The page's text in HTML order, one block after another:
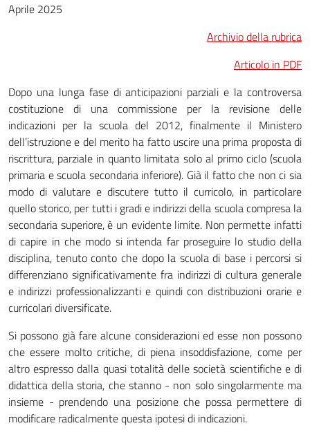
Aprile 2025
Archivio della rubrica
Articolo in PDF
Dopo una lunga fase di anticipazioni parziali e la controversa
costituzione di una commissione per la revisione delle
indicazioni per la scuola del 2012, finalmente il Ministero
dell’istruzione e del merito ha fatto uscire una prima proposta di
riscrittura, parziale in quanto limitata solo al primo ciclo (scuola
primaria e scuola secondaria inferiore). Già il fatto che non ci sia
modo di valutare e discutere tutto il curricolo, in particolare
quello storico, per tutti i gradi e indirizzi della scuola compresa la
secondaria superiore, è un evidente limite. Non permette infatti
di capire in che modo si intenda far proseguire lo studio della
disciplina, tenuto conto che dopo la scuola di base i percorsi si
differenziano significativamente fra indirizzi di cultura generale
e indirizzi professionalizzanti e quindi con distribuzioni orarie e
curricolari diversificate.
Si possono già fare alcune considerazioni ed esse non possono
che essere molto critiche, di piena insoddisfazione, come per
altro espresso dalla quasi totalità delle società scientifiche e di
didattica della storia, che stanno - non solo singolarmente ma
insieme - prendendo una posizione che possa permettere di
modificare radicalmente questa ipotesi di indicazioni.